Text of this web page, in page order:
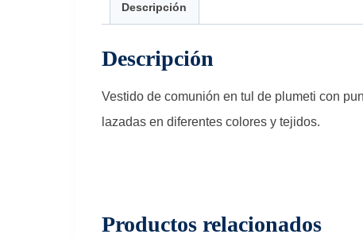
Descripción
Descripción
Vestido de comunión en tul de plumeti con
lazadas en diferentes colores y tejidos.
Productos relacionados